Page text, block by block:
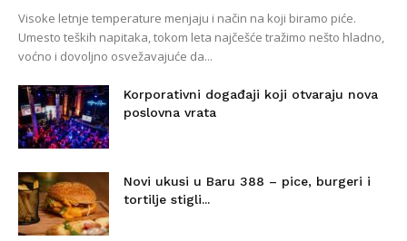
Visoke letnje temperature menjaju i način na koji biramo piće.
Umesto teških napitaka, tokom leta najčešće tražimo nešto hladno,
voćno i dovoljno osvežavajuće da...
Korporativni događaji koji otvaraju nova
poslovna vrata
Novi ukusi u Baru 388 – pice, burgeri i
tortilje stigli...